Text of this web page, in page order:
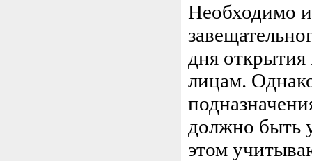
Необходимо
дня открытия
лицам.
должно быть
этом